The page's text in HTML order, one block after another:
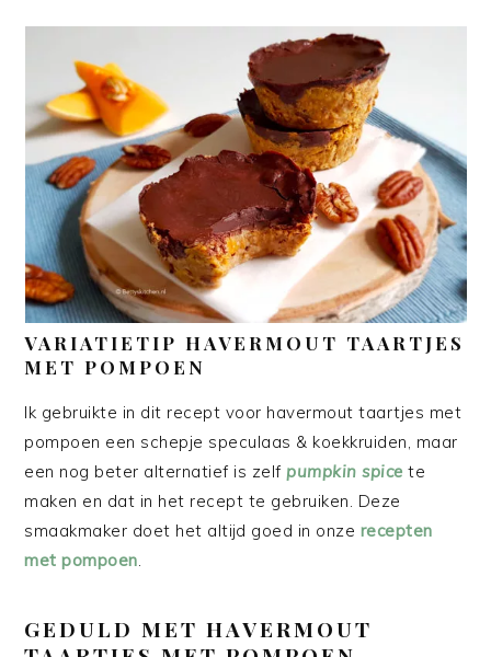
VARIATIETIP HAVERMOUT TAARTJES
MET POMPOEN
Ik gebruikte in dit recept voor havermout taartjes met
pompoen een schepje speculaas & koekkruiden, maar
een nog beter alternatief is zelf pumpkin spice te
maken en dat in het recept te gebruiken. Deze
smaakmaker doet het altijd goed in onze recepten
met pompoen.
GEDULD MET HAVERMOUT